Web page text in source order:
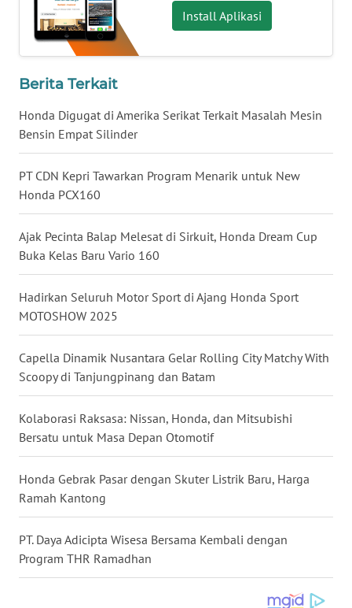
Install Aplikasi
Berita Terkait
Honda Digugat di Amerika Serikat Terkait Masalah Mesin
Bensin Empat Silinder
PT CDN Kepri Tawarkan Program Menarik untuk New
Honda PCX160
Ajak Pecinta Balap Melesat di Sirkuit, Honda Dream Cup
Buka Kelas Baru Vario 160
Hadirkan Seluruh Motor Sport di Ajang Honda Sport
MOTOSHOW 2025
Capella Dinamik Nusantara Gelar Rolling City Matchy With
Scoopy di Tanjungpinang dan Batam
Kolaborasi Raksasa: Nissan, Honda, dan Mitsubishi
Bersatu untuk Masa Depan Otomotif
Honda Gebrak Pasar dengan Skuter Listrik Baru, Harga
Ramah Kantong
PT. Daya Adicipta Wisesa Bersama Kembali dengan
Program THR Ramadhan
WN
KALTARA
WN
KALSEL
WN
KALTIM
WN
WN
SULUT
WN
MALUKU
WN
MALUT
WN
DAIRI
WN
DANAU
TOBA